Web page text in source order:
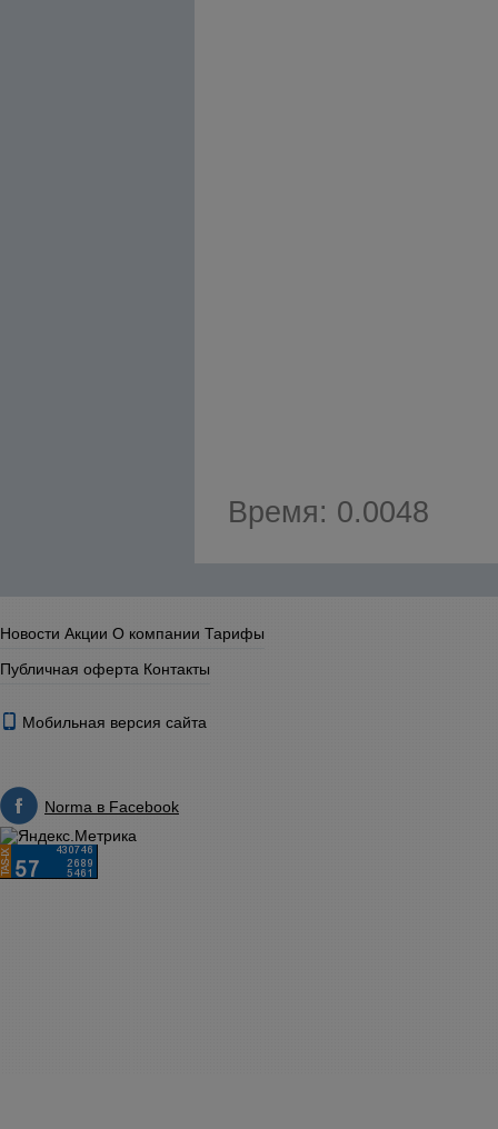
Время: 0.0048
Новости Акции О компании Тарифы
Публичная оферта Контакты
Мобильная версия сайта
Norma в Facebook